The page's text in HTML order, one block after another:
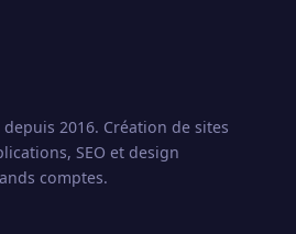
2016. Création de sites
SEO et design
comptes.